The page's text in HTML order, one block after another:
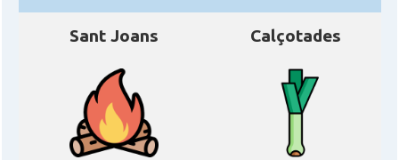
Sant Joans Calçotades